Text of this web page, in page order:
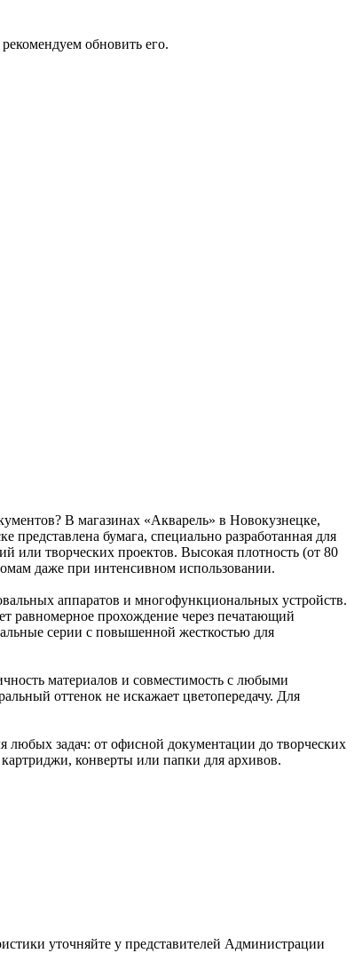
обновить его.
В магазинах «Акварель» в Новокузнецке,
бумага, специально разработанная для
или творческих проектов. Высокая плотность (от 80
даже при интенсивном использовании.
аппаратов и многофункциональных устройств.
равномерное прохождение через печатающий
серии с повышенной жесткостью для
материалов и совместимость с любыми
оттенок не искажает цветопередачу. Для
любых задач: от офисной документации до творческих
конверты или папки для архивов.
уточняйте у представителей Администрации